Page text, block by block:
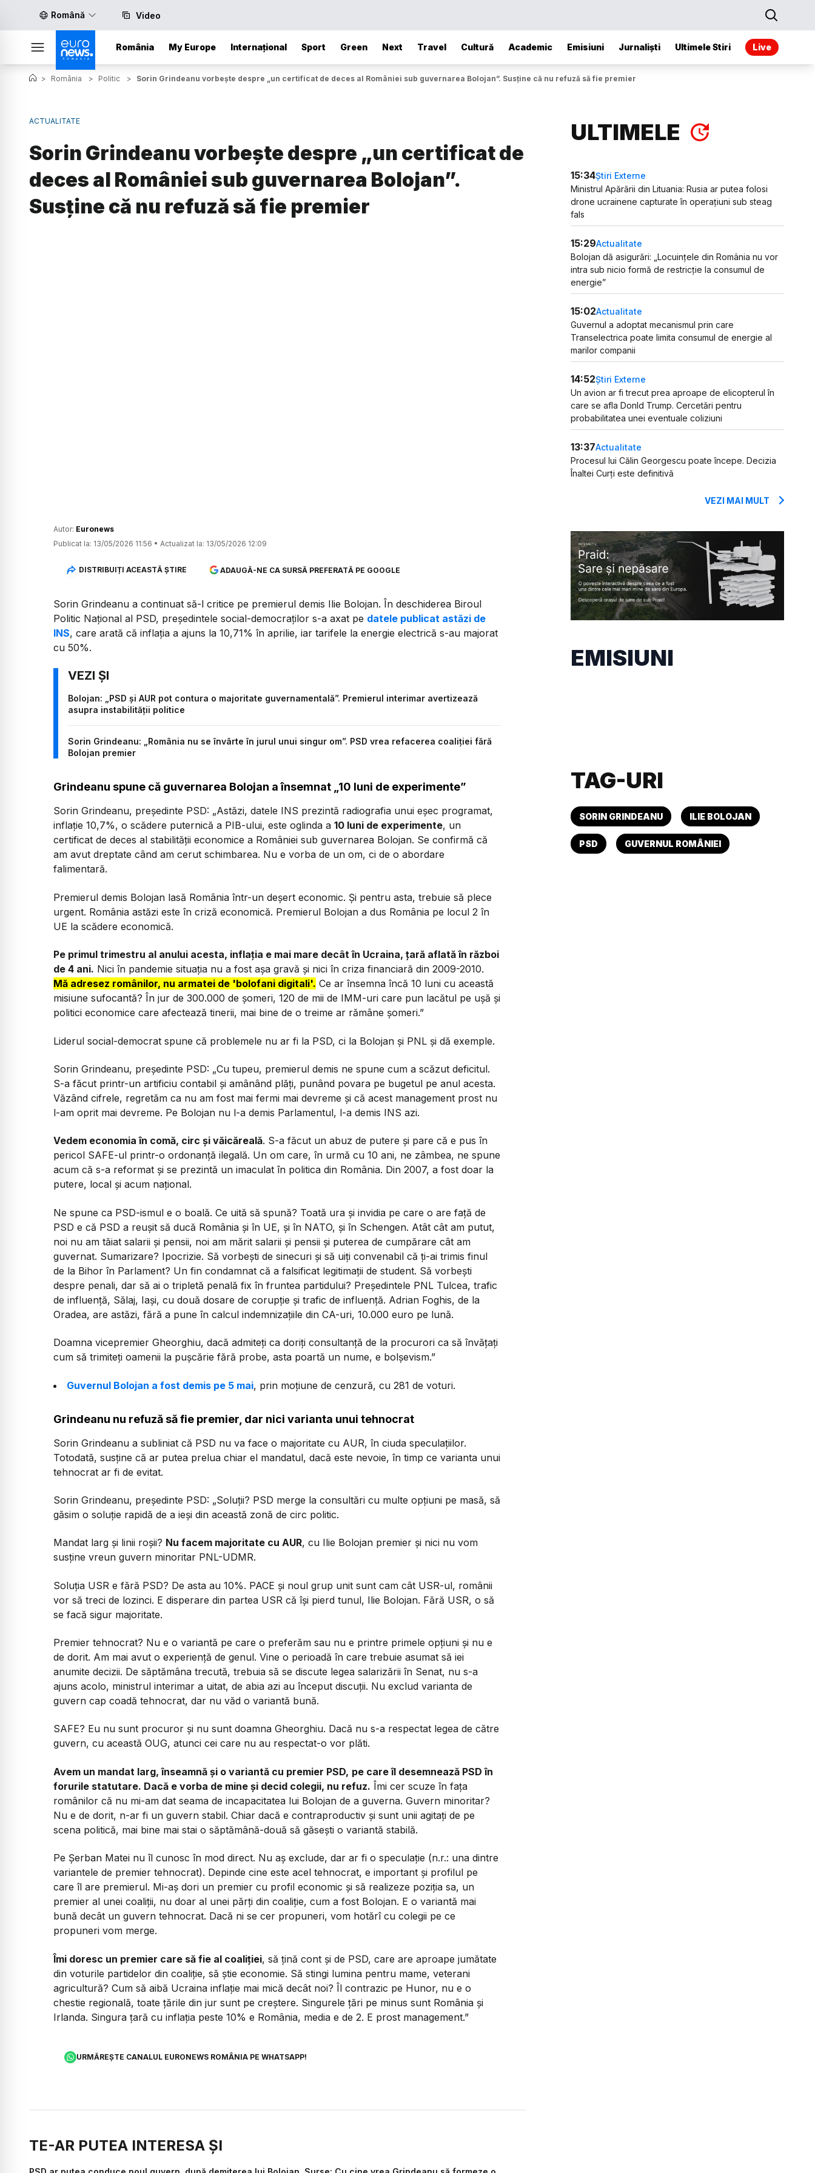
Română Video
România My Europe Internațional Sport Green Next Travel Cultură Academic Emisiuni Jurnaliști Ultimele Stiri Live
> România > Politic > Sorin Grindeanu vorbește despre „un certificat de deces al României sub guvernarea Bolojan”. Susține că nu refuză să fie premier
ACTUALITATE
Sorin Grindeanu vorbește despre „un certificat de
deces al României sub guvernarea Bolojan”.
Susține că nu refuză să fie premier
Autor: Euronews
Publicat la: 13/05/2026 11:56 • Actualizat la: 13/05/2026 12:09
DISTRIBUIȚI ACEASTĂ ȘTIRE ADAUGĂ-NE CA SURSĂ PREFERATĂ PE GOOGLE
Sorin Grindeanu a continuat să-l critice pe premierul demis Ilie Bolojan. În deschiderea Biroul
Politic Național al PSD, președintele social-democraților s-a axat pe datele publicat astăzi de
INS, care arată că inflația a ajuns la 10,71% în aprilie, iar tarifele la energie electrică s-au majorat
cu 50%.
Bolojan: „PSD și AUR pot contura o majoritate guvernamentală”. Premierul interimar avertizează
asupra instabilității politice
Sorin Grindeanu: „România nu se învârte în jurul unui singur om”. PSD vrea refacerea coaliției fără
Bolojan premier
Grindeanu spune că guvernarea Bolojan a însemnat „10 luni de experimente”
Sorin Grindeanu, președinte PSD: „Astăzi, datele INS prezintă radiografia unui eșec programat,
inflație 10,7%, o scădere puternică a PIB-ului, este oglinda a 10 luni de experimente, un
certificat de deces al stabilității economice a României sub guvernarea Bolojan. Se confirmă că
am avut dreptate când am cerut schimbarea. Nu e vorba de un om, ci de o abordare
falimentară.
Premierul demis Bolojan lasă România într-un deșert economic. Și pentru asta, trebuie să plece
urgent. România astăzi este în criză economică. Premierul Bolojan a dus România pe locul 2 în
UE la scădere economică.
Pe primul trimestru al anului acesta, inflația e mai mare decât în Ucraina, țară aflată în război
de 4 ani. Nici în pandemie situația nu a fost așa gravă și nici în criza financiară din 2009-2010.
Mă adresez românilor, nu armatei de 'bolofani digitali'. Ce ar însemna încă 10 luni cu această
misiune sufocantă? În jur de 300.000 de șomeri, 120 de mii de IMM-uri care pun lacătul pe ușă și
politici economice care afectează tinerii, mai bine de o treime ar rămâne șomeri.”
Liderul social-democrat spune că problemele nu ar fi la PSD, ci la Bolojan și PNL și dă exemple.
Sorin Grindeanu, președinte PSD: „Cu tupeu, premierul demis ne spune cum a scăzut deficitul.
S-a făcut printr-un artificiu contabil și amânând plăți, punând povara pe bugetul pe anul acesta.
Văzând cifrele, regretăm ca nu am fost mai fermi mai devreme și că acest management prost nu
l-am oprit mai devreme. Pe Bolojan nu l-a demis Parlamentul, l-a demis INS azi.
Vedem economia în comă, circ și văicăreală. S-a făcut un abuz de putere și pare că e pus în
pericol SAFE-ul printr-o ordonanță ilegală. Un om care, în urmă cu 10 ani, ne zâmbea, ne spune
acum că s-a reformat și se prezintă un imaculat în politica din România. Din 2007, a fost doar la
putere, local și acum național.
Ne spune ca PSD-ismul e o boală. Ce uită să spună? Toată ura și invidia pe care o are față de
PSD e că PSD a reușit să ducă România și în UE, și în NATO, și în Schengen. Atât cât am putut,
noi nu am tăiat salarii și pensii, noi am mărit salarii și pensii și puterea de cumpărare cât am
guvernat. Sumarizare? Ipocrizie. Să vorbești de sinecuri și să uiți convenabil că ți-ai trimis finul
de la Bihor în Parlament? Un fin condamnat că a falsificat legitimații de student. Să vorbești
despre penali, dar să ai o tripletă penală fix în fruntea partidului? Președintele PNL Tulcea, trafic
de influență, Sălaj, Iași, cu două dosare de corupție și trafic de influență. Adrian Foghis, de la
Oradea, are astăzi, fără a pune în calcul indemnizațiile din CA-uri, 10.000 euro pe lună.
Doamna vicepremier Gheorghiu, dacă admiteți ca doriți consultanță de la procurori ca să învățați
cum să trimiteți oamenii la pușcărie fără probe, asta poartă un nume, e bolșevism.”
Guvernul Bolojan a fost demis pe 5 mai, prin moțiune de cenzură, cu 281 de voturi.
Grindeanu nu refuză să fie premier, dar nici varianta unui tehnocrat
Sorin Grindeanu a subliniat că PSD nu va face o majoritate cu AUR, în ciuda speculațiilor.
Totodată, susține că ar putea prelua chiar el mandatul, dacă este nevoie, în timp ce varianta unui
tehnocrat ar fi de evitat.
Sorin Grindeanu, președinte PSD: „Soluții? PSD merge la consultări cu multe opțiuni pe masă, să
găsim o soluție rapidă de a ieși din această zonă de circ politic.
Mandat larg și linii roșii? Nu facem majoritate cu AUR, cu Ilie Bolojan premier și nici nu vom
susține vreun guvern minoritar PNL-UDMR.
Soluția USR e fără PSD? De asta au 10%. PACE și noul grup unit sunt cam cât USR-ul, românii
vor să treci de lozinci. E disperare din partea USR că își pierd tunul, Ilie Bolojan. Fără USR, o să
se facă sigur majoritate.
Premier tehnocrat? Nu e o variantă pe care o preferăm sau nu e printre primele opțiuni și nu e
de dorit. Am mai avut o experiență de genul. Vine o perioadă în care trebuie asumat să iei
anumite decizii. De săptămâna trecută, trebuia să se discute legea salarizării în Senat, nu s-a
ajuns acolo, ministrul interimar a uitat, de abia azi au început discuții. Nu exclud varianta de
guvern cap coadă tehnocrat, dar nu văd o variantă bună.
SAFE? Eu nu sunt procuror și nu sunt doamna Gheorghiu. Dacă nu s-a respectat legea de către
guvern, cu această OUG, atunci cei care nu au respectat-o vor plăti.
Avem un mandat larg, înseamnă și o variantă cu premier PSD, pe care îl desemnează PSD în
forurile statutare. Dacă e vorba de mine și decid colegii, nu refuz. Îmi cer scuze în fața
românilor că nu mi-am dat seama de incapacitatea lui Bolojan de a guverna. Guvern minoritar?
Nu e de dorit, n-ar fi un guvern stabil. Chiar dacă e contraproductiv și sunt unii agitați de pe
scena politică, mai bine mai stai o săptămână-două să găsești o variantă stabilă.
Pe Șerban Matei nu îl cunosc în mod direct. Nu aș exclude, dar ar fi o speculație (n.r.: una dintre
variantele de premier tehnocrat). Depinde cine este acel tehnocrat, e important și profilul pe
care îl are premierul. Mi-aș dori un premier cu profil economic și să realizeze poziția sa, un
premier al unei coaliții, nu doar al unei părți din coaliție, cum a fost Bolojan. E o variantă mai
bună decât un guvern tehnocrat. Dacă ni se cer propuneri, vom hotărî cu colegii pe ce
propuneri vom merge.
Îmi doresc un premier care să fie al coaliției, să țină cont și de PSD, care are aproape jumătate
din voturile partidelor din coaliție, să știe economie. Să stingi lumina pentru mame, veterani
agricultură? Cum să aibă Ucraina inflație mai mică decât noi? Îl contrazic pe Hunor, nu e o
chestie regională, toate țările din jur sunt pe creștere. Singurele țări pe minus sunt România și
Irlanda. Singura țară cu inflația peste 10% e România, media e de 2. E prost management.”
URMĂREȘTE CANALUL EURONEWS ROMÂNIA PE WHATSAPP!
TE-AR PUTEA INTERESA ȘI
ULTIMELE
15:34Știri Externe
Ministrul Apărării din Lituania: Rusia ar putea folosi
drone ucrainene capturate în operațiuni sub steag
fals
15:29Actualitate
Bolojan dă asigurări: „Locuințele din România nu vor
intra sub nicio formă de restricție la consumul de
energie”
15:02Actualitate
Guvernul a adoptat mecanismul prin care
Transelectrica poate limita consumul de energie al
marilor companii
14:52Știri Externe
Un avion ar fi trecut prea aproape de elicopterul în
care se afla Donld Trump. Cercetări pentru
probabilitatea unei eventuale coliziuni
13:37Actualitate
Procesul lui Călin Georgescu poate începe. Decizia
Înaltei Curți este definitivă
VEZI MAI MULT
EMISIUNI
TAG-URI
SORIN GRINDEANU ILIE BOLOJAN
PSD GUVERNUL ROMÂNIEI